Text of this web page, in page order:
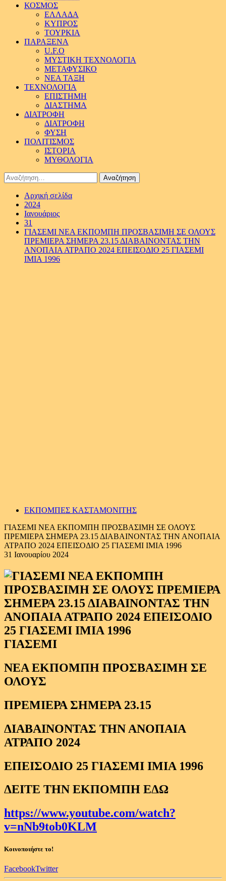
ΚΟΣΜΟΣ
ΕΛΛΑΔΑ
ΚΥΠΡΟΣ
ΤΟΥΡΚΙΑ
ΠΑΡΑΞΕΝΑ
U.F.O
ΜΥΣΤΙΚΗ ΤΕΧΝΟΛΟΓΙΑ
ΜΕΤΑΦΥΣΙΚΟ
ΝΕΑ ΤΑΞΗ
ΤΕΧΝΟΛΟΓΙΑ
ΕΠΙΣΤΗΜΗ
ΔΙΑΣΤΗΜΑ
ΔΙΑΤΡΟΦΗ
ΔΙΑΤΡΟΦΗ
ΦΥΣΗ
ΠΟΛΙΤΙΣΜΟΣ
ΙΣΤΟΡΙΑ
ΜΥΘΟΛΟΓΙΑ
Αναζήτηση
για:
Αρχική σελίδα
2024
Ιανουάριος
31
ΓΙΑΣΕΜΙ ΝΕΑ ΕΚΠΟΜΠΗ ΠΡΟΣΒΑΣΙΜΗ ΣΕ ΟΛΟΥΣ
ΠΡΕΜΙΕΡΑ ΣΗΜΕΡΑ 23.15 ΔΙΑΒΑΙΝΟΝΤΑΣ ΤΗΝ
ΑΝΟΠΑΙΑ ΑΤΡΑΠΟ 2024 ΕΠΕΙΣΟΔΙΟ 25 ΓΙΑΣΕΜΙ
ΙΜΙΑ 1996
ΕΚΠΟΜΠΕΣ ΚΑΣΤΑΜΟΝΙΤΗΣ
ΓΙΑΣΕΜΙ ΝΕΑ ΕΚΠΟΜΠΗ ΠΡΟΣΒΑΣΙΜΗ ΣΕ ΟΛΟΥΣ
ΠΡΕΜΙΕΡΑ ΣΗΜΕΡΑ 23.15 ΔΙΑΒΑΙΝΟΝΤΑΣ ΤΗΝ ΑΝΟΠΑΙΑ
ΑΤΡΑΠΟ 2024 ΕΠΕΙΣΟΔΙΟ 25 ΓΙΑΣΕΜΙ ΙΜΙΑ 1996
31 Ιανουαρίου 2024
ΓΙΑΣΕΜΙ
ΝΕΑ ΕΚΠΟΜΠΗ ΠΡΟΣΒΑΣΙΜΗ ΣΕ
ΟΛΟΥΣ
ΠΡΕΜΙΕΡΑ ΣΗΜΕΡΑ 23.15
ΔΙΑΒΑΙΝΟΝΤΑΣ ΤΗΝ ΑΝΟΠΑΙΑ
ΑΤΡΑΠΟ 2024
ΕΠΕΙΣΟΔΙΟ 25 ΓΙΑΣΕΜΙ ΙΜΙΑ 1996
ΔΕΙΤΕ ΤΗΝ ΕΚΠΟΜΠΗ ΕΔΩ
https://www.youtube.com/watch?
v=nNb9tob0KLM
Κοινοποιήστε το!
FacebookTwitter